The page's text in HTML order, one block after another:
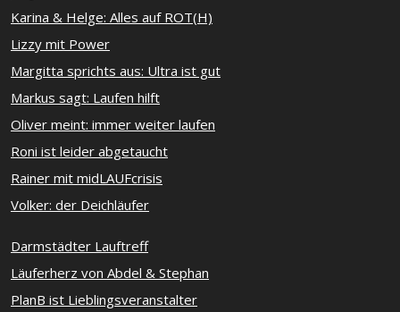
Karina & Helge: Alles auf ROT(H)
Lizzy mit Power
Margitta sprichts aus: Ultra ist gut
Markus sagt: Laufen hilft
Oliver meint: immer weiter laufen
Roni ist leider abgetaucht
Rainer mit midLAUFcrisis
Volker: der Deichläufer
Darmstädter Lauftreff
Läuferherz von Abdel & Stephan
PlanB ist Lieblingsveranstalter